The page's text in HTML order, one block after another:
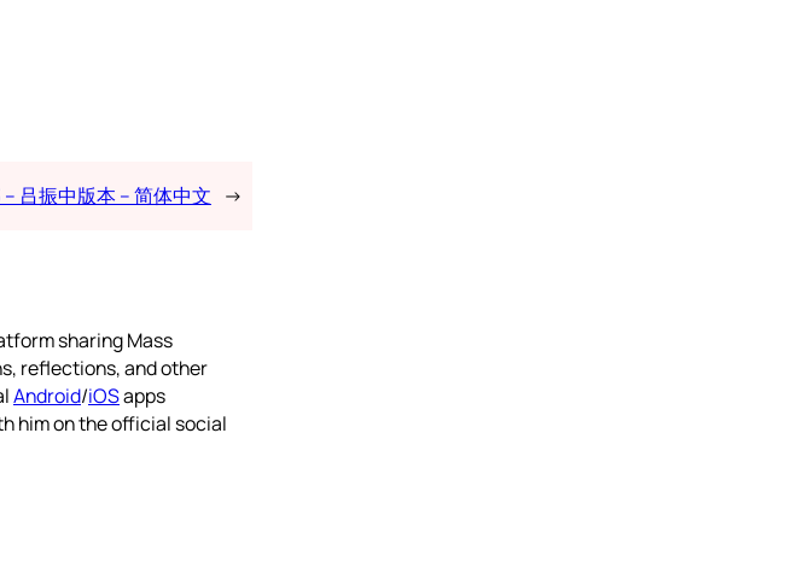
吕振中版本 – 简体中文 →
sharing Mass
reflections, and other
Android/iOSapps
him on the official social